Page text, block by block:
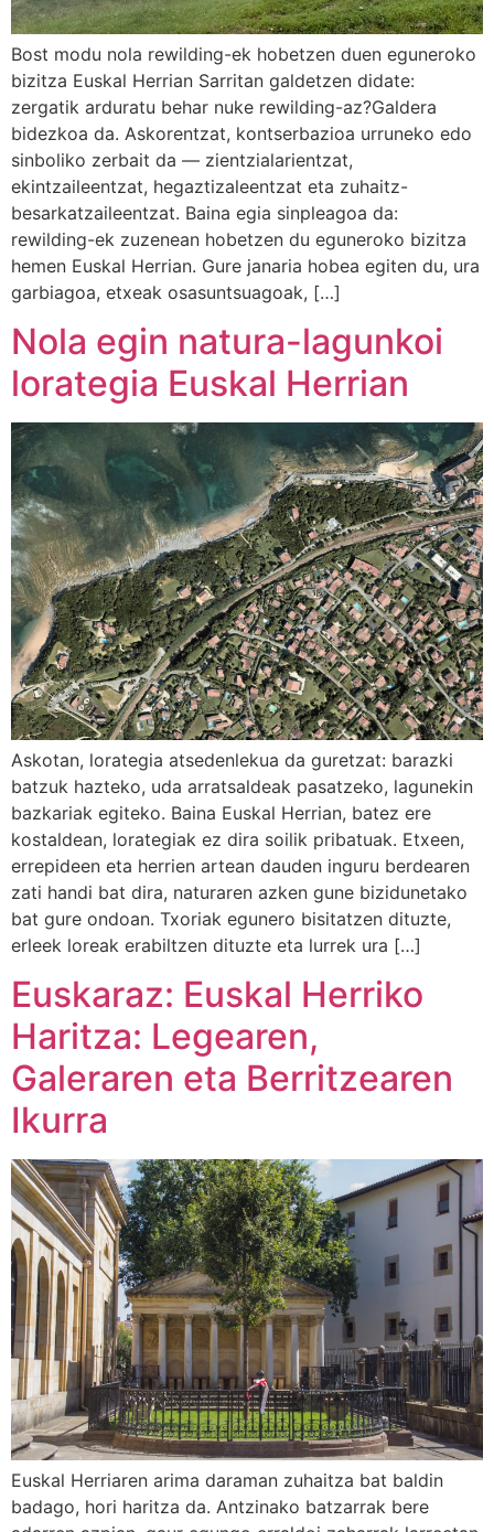
Bost modu nola rewilding-ek hobetzen duen eguneroko
bizitza Euskal Herrian Sarritan galdetzen didate:
zergatik arduratu behar nuke rewilding-az?Galdera
bidezkoa da. Askorentzat, kontserbazioa urruneko edo
sinboliko zerbait da — zientzialarientzat,
ekintzaileentzat, hegaztizaleentzat eta zuhaitz-
besarkatzaileentzat. Baina egia sinpleagoa da:
rewilding-ek zuzenean hobetzen du eguneroko bizitza
hemen Euskal Herrian. Gure janaria hobea egiten du, ura
garbiagoa, etxeak osasuntsuagoak, […]
Nola egin natura-lagunkoi
lorategia Euskal Herrian
Askotan, lorategia atsedenlekua da guretzat: barazki
batzuk hazteko, uda arratsaldeak pasatzeko, lagunekin
bazkariak egiteko. Baina Euskal Herrian, batez ere
kostaldean, lorategiak ez dira soilik pribatuak. Etxeen,
errepideen eta herrien artean dauden inguru berdearen
zati handi bat dira, naturaren azken gune bizidunetako
bat gure ondoan. Txoriak egunero bisitatzen dituzte,
erleek loreak erabiltzen dituzte eta lurrek ura […]
Euskaraz: Euskal Herriko
Haritza: Legearen,
Galeraren eta Berritzearen
Ikurra
Euskal Herriaren arima daraman zuhaitza bat baldin
badago, hori haritza da. Antzinako batzarrak bere